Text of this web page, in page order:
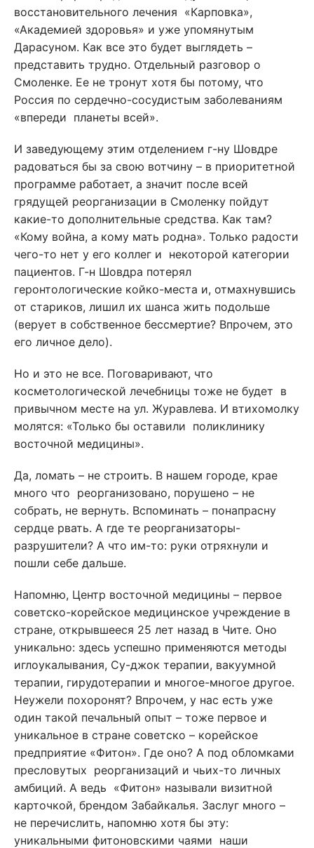
восстановительного лечения «Карповка»,
«Академией здоровья» и уже упомянутым
Дарасуном. Как все это будет выглядеть –
представить трудно. Отдельный разговор о
Смоленке. Ее не тронут хотя бы потому, что
Россия по сердечно-сосудистым заболеваниям
«впереди планеты всей».
И заведующему этим отделением г-ну Шовдре
радоваться бы за свою вотчину – в приоритетной
программе работает, а значит после всей
грядущей реорганизации в Смоленку пойдут
какие-то дополнительные средства. Как там?
«Кому война, а кому мать родна». Только радости
чего-то нет у его коллег и некоторой категории
пациентов. Г-н Шовдра потерял
геронтологические койко-места и, отмахнувшись
от стариков, лишил их шанса жить подольше
(верует в собственное бессмертие? Впрочем, это
его личное дело).
Но и это не все. Поговаривают, что
косметологической лечебницы тоже не будет в
привычном месте на ул. Журавлева. И втихомолку
молятся: «Только бы оставили поликлинику
восточной медицины».
Да, ломать – не строить. В нашем городе, крае
много что реорганизовано, порушено – не
собрать, не вернуть. Вспоминать – понапрасну
сердце рвать. А где те реорганизаторы-
разрушители? А что им-то: руки отряхнули и
пошли себе дальше.
Напомню, Центр восточной медицины – первое
советско-корейское медицинское учреждение в
стране, открывшееся 25 лет назад в Чите. Оно
уникально: здесь успешно применяются методы
иглоукалывания, Су-джок терапии, вакуумной
терапии, гирудотерапии и многое-многое другое.
Неужели похоронят? Впрочем, у нас есть уже
один такой печальный опыт – тоже первое и
уникальное в стране советско – корейское
предприятие «Фитон». Где оно? А под обломками
пресловутых реорганизаций и чьих-то личных
амбиций. А ведь «Фитон» называли визитной
карточкой, брендом Забайкалья. Заслуг много –
не перечислить, напомню хотя бы эту:
уникальными фитоновскими чаями наши